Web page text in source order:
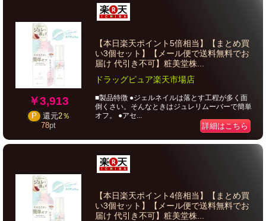
￥3,913
P 還元2％
78pt
【本日楽天ポイント5倍相当】【まとめ買
い3個セット】【メール便で送料無料でお
届け 代引き不可】粧美堂株...
ドラッグピュア楽天市場店
■製品特徴 ●ジェルネイルは落とす工程が多く面
倒くさい。そんなときはジュレリムーバーで簡単
オフ。 ●アセ...
詳細はこちら
【本日楽天ポイント4倍相当】【まとめ買
い3個セット】【メール便で送料無料でお
届け 代引き不可】粧美堂株...